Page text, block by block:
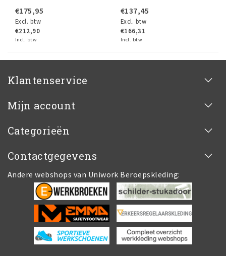
€175,95
Excl. btw
€212,90
Incl. btw
€137,45
Excl. btw
€166,31
Incl. btw
Klantenservice
Mijn account
Categorieën
Contactgegevens
Andere webshops van Uniwork Beroepskleding: